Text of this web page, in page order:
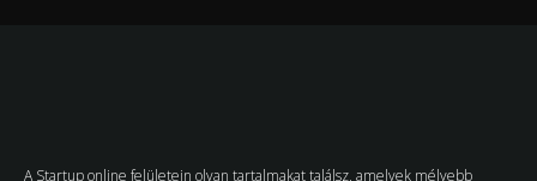
A Startup online felületein olyan tartalmakat találsz, amelyek mélyebb